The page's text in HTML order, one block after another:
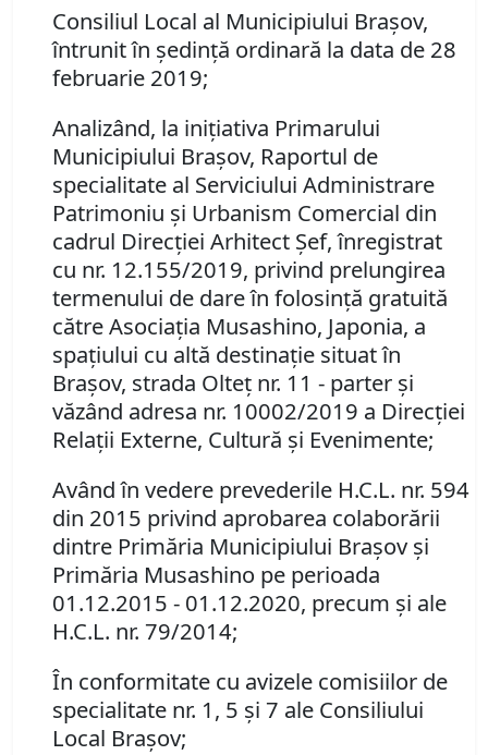
Consiliul Local al Municipiului Braşov,
întrunit în şedinţă ordinară la data de 28
februarie 2019;
Analizând, la iniţiativa Primarului
Municipiului Braşov, Raportul de
specialitate al Serviciului Administrare
Patrimoniu şi Urbanism Comercial din
cadrul Direcţiei Arhitect Şef, înregistrat
cu nr. 12.155/2019, privind prelungirea
termenului de dare în folosinţă gratuită
către Asociaţia Musashino, Japonia, a
spaţiului cu altă destinaţie situat în
Braşov, strada Olteţ nr. 11 - parter şi
văzând adresa nr. 10002/2019 a Direcţiei
Relaţii Externe, Cultură şi Evenimente;
Având în vedere prevederile H.C.L. nr. 594
din 2015 privind aprobarea colaborării
dintre Primăria Municipiului Braşov şi
Primăria Musashino pe perioada
01.12.2015 - 01.12.2020, precum şi ale
H.C.L. nr. 79/2014;
În conformitate cu avizele comisiilor de
specialitate nr. 1, 5 şi 7 ale Consiliului
Local Braşov;